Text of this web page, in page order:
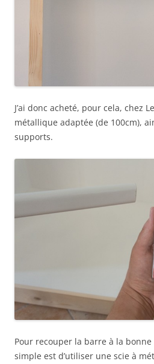
J’ai donc acheté, pour cela, chez
métallique adaptée (de 100cm),
supports.
Pour recouper la barre à la
simple est d’utiliser une scie à